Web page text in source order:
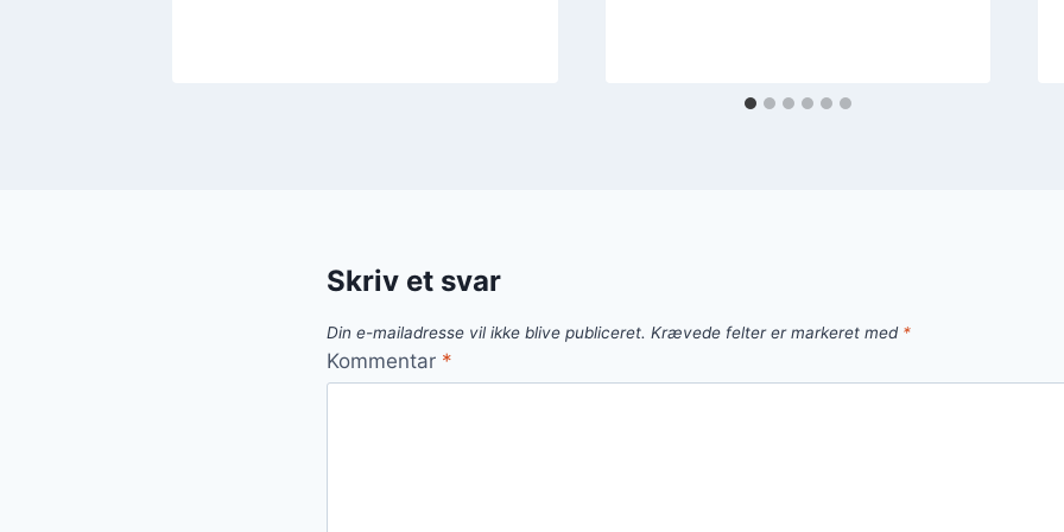
Skriv et svar
Din e-mailadresse vil ikke blive publiceret. Krævede felter er markeret med *
Kommentar *